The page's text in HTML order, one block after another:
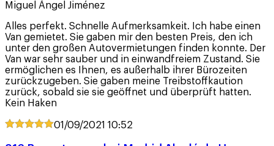
Miguel Ángel Jiménez
Alles perfekt. Schnelle Aufmerksamkeit. Ich habe einen
Van gemietet. Sie gaben mir den besten Preis, den ich
unter den großen Autovermietungen finden konnte. Der
Van war sehr sauber und in einwandfreiem Zustand. Sie
ermöglichen es Ihnen, es außerhalb ihrer Bürozeiten
zurückzugeben. Sie gaben meine Treibstoffkaution
zurück, sobald sie sie geöffnet und überprüft hatten.
Kein Haken
01/09/2021 10:52